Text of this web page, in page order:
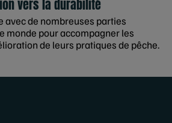
vers la durabilité
avec de nombreuses parties
monde pour accompagner les
de leurs pratiques de pêche.